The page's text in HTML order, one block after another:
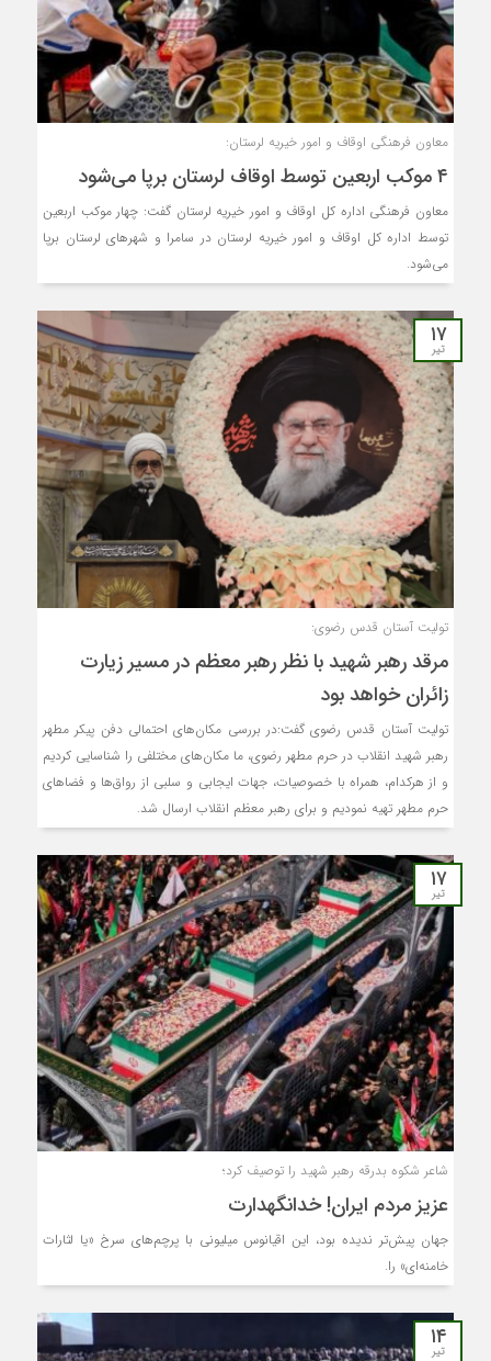
معاون فرهنگی اوقاف و امور خیریه لرستان:
۴ موکب اربعین توسط اوقاف لرستان برپا می‌شود
معاون فرهنگی اداره کل اوقاف و امور خیریه لرستان گفت: چهار موکب اربعین
توسط اداره کل اوقاف و امور خیریه لرستان در سامرا و شهرهای لرستان برپا
می‌شود.
۱۷
تیر
تولیت آستان قدس رضوی:
مرقد رهبر شهید با نظر رهبر معظم در مسیر زیارت
زائران خواهد بود
تولیت آستان قدس رضوی گفت:در بررسی مکان‌های احتمالی دفن پیکر مطهر
رهبر شهید انقلاب در حرم مطهر رضوی، ما مکان‌های مختلفی را شناسایی کردیم
و از هرکدام، همراه با خصوصیات، جهات ایجابی و سلبی از رواق‌ها و فضا‌های
حرم مطهر تهیه نمودیم و برای رهبر معظم انقلاب ارسال شد.
۱۷
تیر
شاعر شکوه بدرقه رهبر شهید را توصیف کرد؛
عزیز مردم ایران! خدانگهدارت
جهان پیش‌تر ندیده بود، این اقیانوس میلیونی با پرچم‌های سرخ «یا لثارات
خامنه‌ای» را.
۱۴
تیر